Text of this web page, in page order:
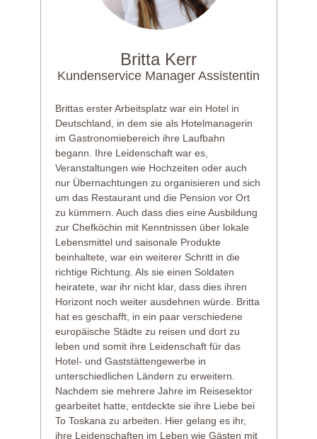
Britta Kerr
Kundenservice Manager Assistentin
Brittas erster Arbeitsplatz war ein Hotel in
Deutschland, in dem sie als Hotelmanagerin
im Gastronomiebereich ihre Laufbahn
begann. Ihre Leidenschaft war es,
Veranstaltungen wie Hochzeiten oder auch
nur Übernachtungen zu organisieren und sich
um das Restaurant und die Pension vor Ort
zu kümmern. Auch dass dies eine Ausbildung
zur Chefköchin mit Kenntnissen über lokale
Lebensmittel und saisonale Produkte
beinhaltete, war ein weiterer Schritt in die
richtige Richtung. Als sie einen Soldaten
heiratete, war ihr nicht klar, dass dies ihren
Horizont noch weiter ausdehnen würde. Britta
hat es geschafft, in ein paar verschiedene
europäische Städte zu reisen und dort zu
leben und somit ihre Leidenschaft für das
Hotel- und Gaststättengewerbe in
unterschiedlichen Ländern zu erweitern.
Nachdem sie mehrere Jahre im Reisesektor
gearbeitet hatte, entdeckte sie ihre Liebe bei
To Toskana zu arbeiten. Hier gelang es ihr,
ihre Leidenschaften im Leben wie Gästen mit